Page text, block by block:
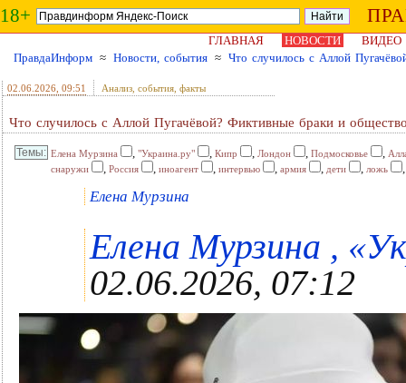
18+
ГЛАВНАЯ НОВОСТИ
ВИДЕО
ПравдаИнформ ≈ Новости, события ≈ Что случилось с Аллой
02.06.2026 , 09:51 Анализ, события, факты
Что случилось с Аллой Пугачёвой? Фиктивные браки и
Елена Мурзина , "Украина.ру" , Кипр , Лондон , Подмосковье ,
снаружи
, Россия , иноагент , интервью , армия , дети , ложь
Елена Мурзина
Елена Мурзина ,
02.06.2026, 07:12